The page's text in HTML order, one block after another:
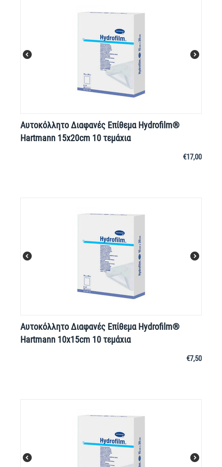
Αυτοκόλλητο Διαφανές Επίθεμα Hydrofilm®
Hartmann 15x20cm 10 τεμάχια
€17,00
Αυτοκόλλητο Διαφανές Επίθεμα Hydrofilm®
Hartmann 10x15cm 10 τεμάχια
€7,50